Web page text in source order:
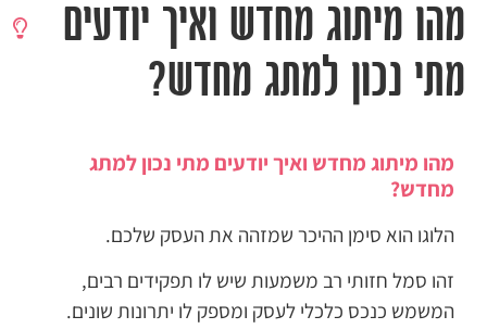
מהו מיתוג מחדש ואיך יודעים
מתי נכון למתג מחדש?
מהו מיתוג מחדש ואיך יודעים מתי נכון למתג
מחדש?
הלוגו הוא סימן ההיכר שמזהה את העסק שלכם.
זהו סמל חזותי רב משמעות שיש לו תפקידים רבים,
המשמש כנכס כלכלי לעסק ומספק לו יתרונות שונים.